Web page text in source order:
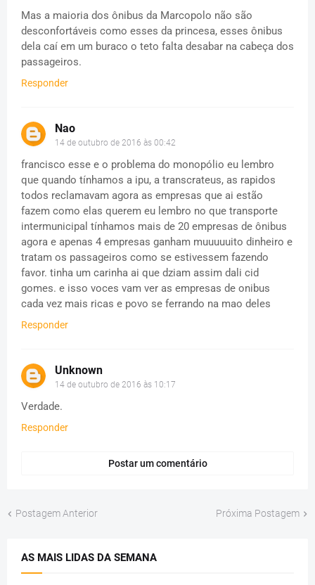
Mas a maioria dos ônibus da Marcopolo não são
desconfortáveis como esses da princesa, esses ônibus
dela caí em um buraco o teto falta desabar na cabeça dos
passageiros.
Responder
Nao
14 de outubro de 2016 às 00:42
francisco esse e o problema do monopólio eu lembro
que quando tínhamos a ipu, a transcrateus, as rapidos
todos reclamavam agora as empresas que ai estão
fazem como elas querem eu lembro no que transporte
intermunicipal tínhamos mais de 20 empresas de ônibus
agora e apenas 4 empresas ganham muuuuuito dinheiro e
tratam os passageiros como se estivessem fazendo
favor. tinha um carinha ai que dziam assim dali cid
gomes. e isso voces vam ver as empresas de onibus
cada vez mais ricas e povo se ferrando na mao deles
Responder
Unknown
14 de outubro de 2016 às 10:17
Verdade.
Responder
Postar um comentário
Postagem Anterior Próxima Postagem
AS MAIS LIDAS DA SEMANA